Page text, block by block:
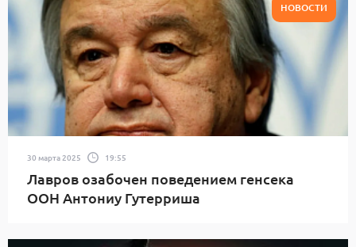
НОВОСТИ
30 марта 2025 19:55
Лавров озабочен поведением генсека
ООН Антониу Гутерриша